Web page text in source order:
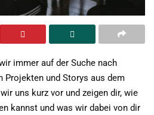
immer auf der Suche nach
Projekten und Storys aus dem
uns kurz vor und zeigen dir, wie
kannst und was wir dabei von dir